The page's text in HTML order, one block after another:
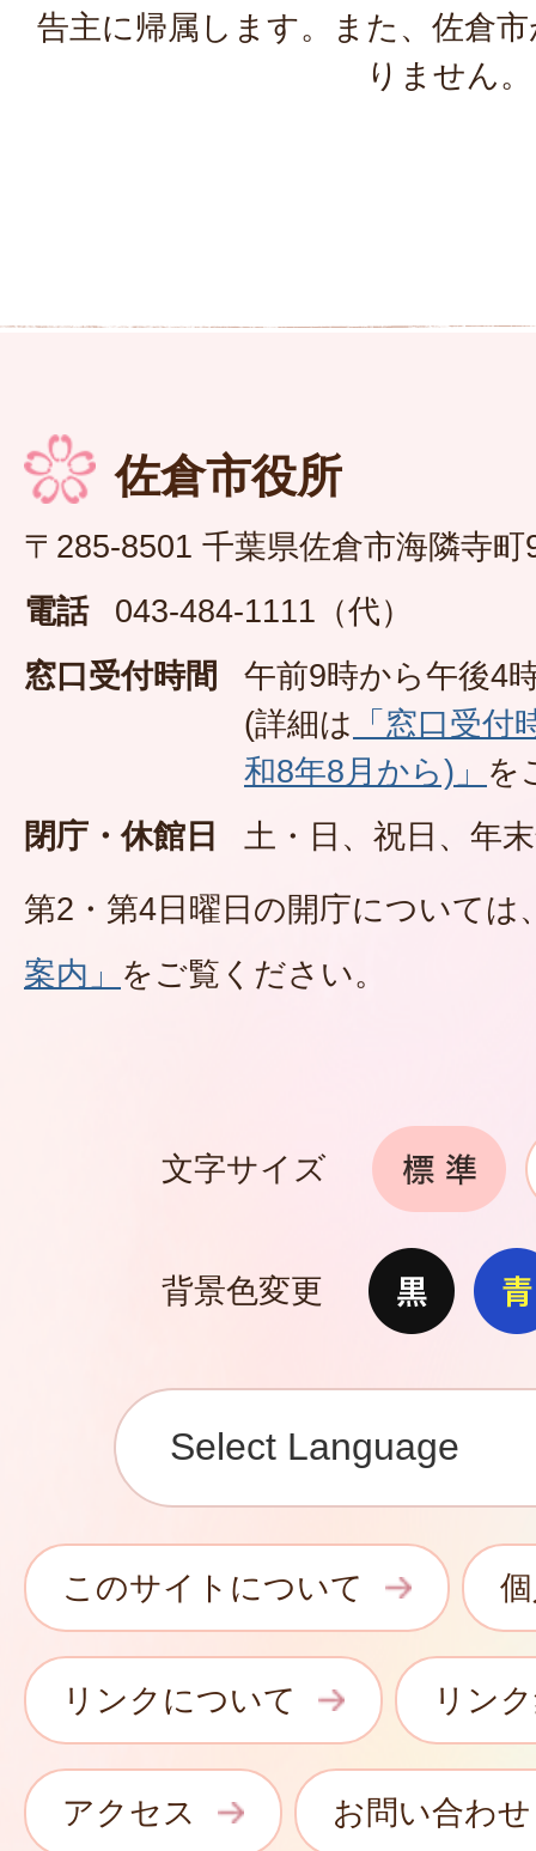
告主に帰属します。また、佐倉
りません。
佐倉市役所
〒285-8501 千葉県佐倉市海隣寺町
電話
043-484-1111（代）
窓口受付時間
午前9時から午後4
(詳細は 「窓口受
和8年8月から)」 を
閉庁・休館日
土・日、祝日、年
第2・第4日曜日の開庁については
案内」 をご覧ください。
文字サイズ
背景色変更
このサイトについて
リンクについて リン
アクセス お問い合わせ